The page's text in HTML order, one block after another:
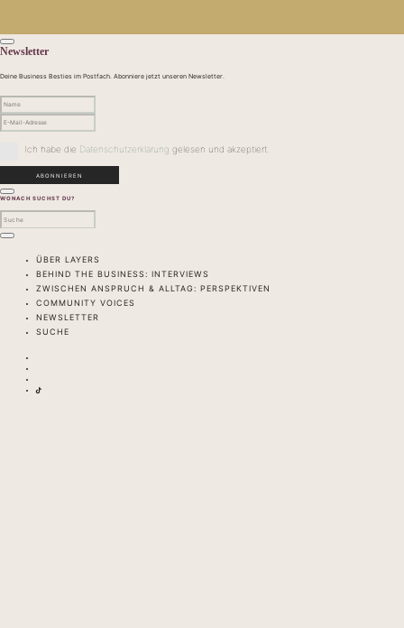
Newsletter
Deine Business Besties im Postfach. Abonniere jetzt unseren Newsletter.
Ich habe die Datenschutzerklärung gelesen und akzeptiert.
WONACH SUCHST DU?
ÜBER LAYERS
BEHIND THE BUSINESS: INTERVIEWS
ZWISCHEN ANSPRUCH & ALLTAG: PERSPEKTIVEN
COMMUNITY VOICES
NEWSLETTER
SUCHE